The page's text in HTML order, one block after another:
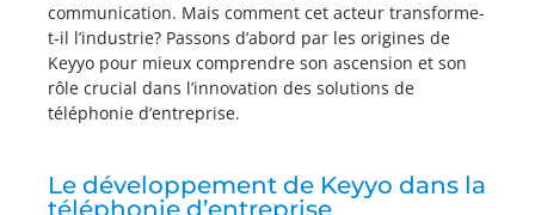
communication. Mais comment cet acteur transforme-
t-il l’industrie? Passons d’abord par les origines de
Keyyo pour mieux comprendre son ascension et son
rôle crucial dans l’innovation des solutions de
téléphonie d’entreprise.
Le développement de Keyyo dans la
téléphonie d’entreprise